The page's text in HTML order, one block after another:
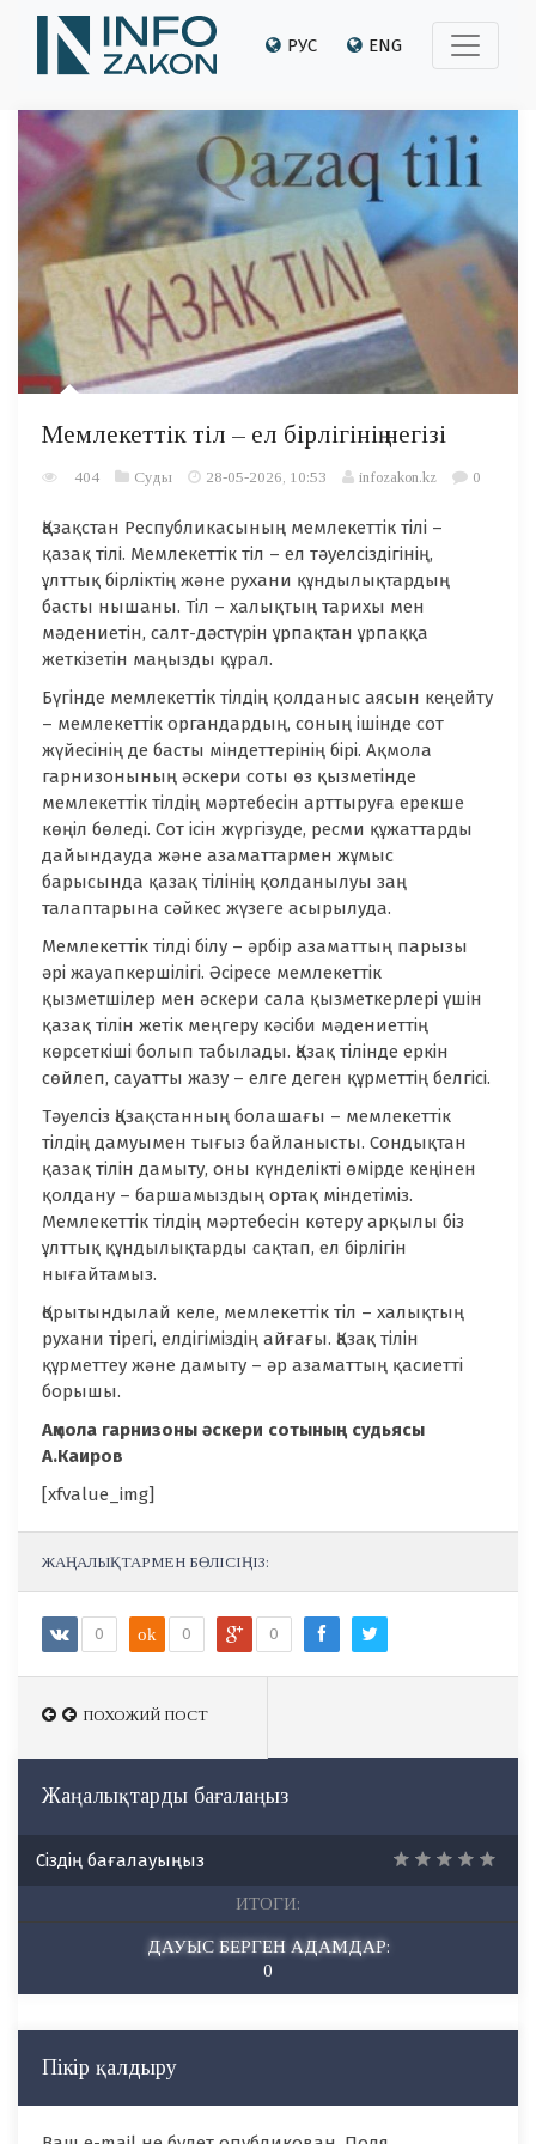
РУС ENG
Мемлекеттік тіл – ел бірлігінің негізі
404 Суды 28-05-2026, 10:53 infozakon.kz 0
Қазақстан Республикасының мемлекеттік тілі –
қазақ тілі. Мемлекеттік тіл – ел тәуелсіздігінің,
ұлттық бірліктің және рухани құндылықтардың
басты нышаны. Тіл – халықтың тарихы мен
мәдениетін, салт-дәстүрін ұрпақтан ұрпаққа
жеткізетін маңызды құрал.
Бүгінде мемлекеттік тілдің қолданыс аясын кеңейту
– мемлекеттік органдардың, соның ішінде сот
жүйесінің де басты міндеттерінің бірі. Ақмола
гарнизонының әскери соты өз қызметінде
мемлекеттік тілдің мәртебесін арттыруға ерекше
көңіл бөледі. Сот ісін жүргізуде, ресми құжаттарды
дайындауда және азаматтармен жұмыс
барысында қазақ тілінің қолданылуы заң
талаптарына сәйкес жүзеге асырылуда.
Мемлекеттік тілді білу – әрбір азаматтың парызы
әрі жауапкершілігі. Әсіресе мемлекеттік
қызметшілер мен әскери сала қызметкерлері үшін
қазақ тілін жетік меңгеру кәсіби мәдениеттің
көрсеткіші болып табылады. Қазақ тілінде еркін
сөйлеп, сауатты жазу – елге деген құрметтің белгісі.
Тәуелсіз Қазақстанның болашағы – мемлекеттік
тілдің дамуымен тығыз байланысты. Сондықтан
қазақ тілін дамыту, оны күнделікті өмірде кеңінен
қолдану – баршамыздың ортақ міндетіміз.
Мемлекеттік тілдің мәртебесін көтеру арқылы біз
ұлттық құндылықтарды сақтап, ел бірлігін
нығайтамыз.
Қорытындылай келе, мемлекеттік тіл – халықтың
рухани тірегі, елдігіміздің айғағы. Қазақ тілін
құрметтеу және дамыту – әр азаматтың қасиетті
борышы.
Ақмола гарнизоны әскери сотының судьясы
А.Каиров
[xfvalue_img]
ЖАҢАЛЫҚТАРМЕН БӨЛІСІҢІЗ:
0 ok 0 0
ПОХОЖИЙ ПОСТ
ПОХОЖИЙ ПОСТ
Жаңалықтарды бағалаңыз
Сіздің бағалауыңыз
ИТОГИ:
ДАУЫС БЕРГЕН АДАМДАР:
0
Пікір қалдыру